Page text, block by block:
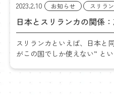
2023.2.10 お知らせ スリラ
日本とスリランカの関係
係とは？ジャヤワルダナ
ChatGPTで解説
スリランカといえば、日本と
がこの国でしか使えない” と
シンハラ語を話しますが、多
[…]